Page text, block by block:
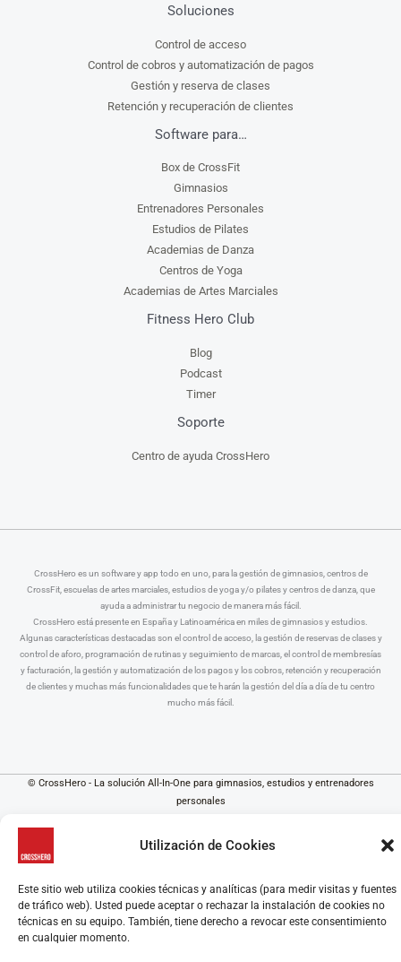
Utilización de Cookies
Este sitio web utiliza cookies técnicas y analíticas (para medir visitas y fuentes
de tráfico web). Usted puede aceptar o rechazar la instalación de cookies no
técnicas en su equipo. También, tiene derecho a revocar este consentimiento
en cualquier momento.
Soluciones
Control de acceso
Control de cobros y automatización de pagos
Gestión y reserva de clases
Retención y recuperación de clientes
Software para…
Box de CrossFit
Gimnasios
Entrenadores Personales
Estudios de Pilates
Academias de Danza
Centros de Yoga
Academias de Artes Marciales
Fitness Hero Club
Blog
Podcast
Timer
Soporte
Centro de ayuda CrossHero
CrossHero es un software y app todo en uno, para la gestión de gimnasios, centros de
CrossFit, escuelas de artes marciales, estudios de yoga y/o pilates y centros de danza, que
ayuda a administrar tu negocio de manera más fácil.
CrossHero está presente en España y Latinoamérica en miles de gimnasios y estudios.
Algunas características destacadas son el control de acceso, la gestión de reservas de clases y
control de aforo, programación de rutinas y seguimiento de marcas, el control de membresías
y facturación, la gestión y automatización de los pagos y los cobros, retención y recuperación
de clientes y muchas más funcionalidades que te harán la gestión del día a día de tu centro
mucho más fácil.
© CrossHero - La solución All-In-One para gimnasios, estudios y entrenadores
personales